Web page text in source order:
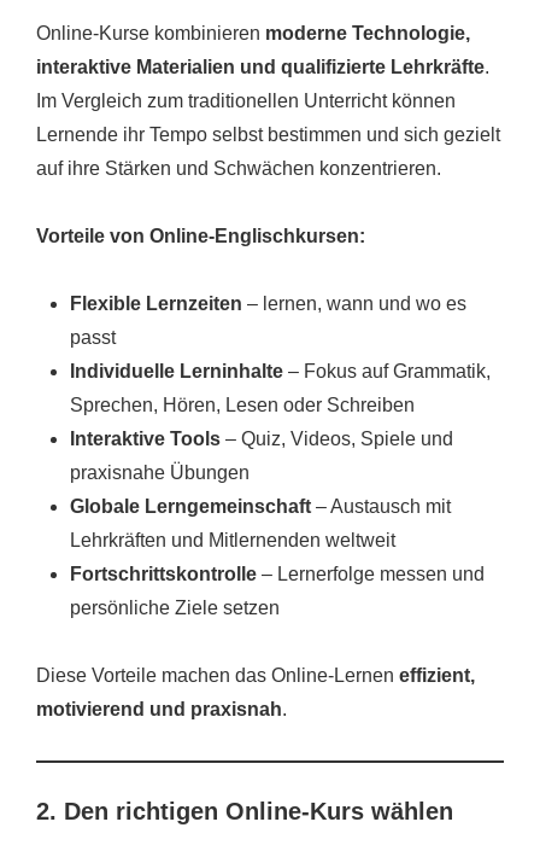
Online-Kurse kombinieren moderne Technologie,
interaktive Materialien und qualifizierte Lehrkräfte.
Im Vergleich zum traditionellen Unterricht können
Lernende ihr Tempo selbst bestimmen und sich gezielt
auf ihre Stärken und Schwächen konzentrieren.
Vorteile von Online-Englischkursen:
Flexible Lernzeiten – lernen, wann und wo es
passt
Individuelle Lerninhalte – Fokus auf Grammatik,
Sprechen, Hören, Lesen oder Schreiben
Interaktive Tools – Quiz, Videos, Spiele und
praxisnahe Übungen
Globale Lerngemeinschaft – Austausch mit
Lehrkräften und Mitlernenden weltweit
Fortschrittskontrolle – Lernerfolge messen und
persönliche Ziele setzen
Diese Vorteile machen das Online-Lernen effizient,
motivierend und praxisnah.
2. Den richtigen Online-Kurs wählen